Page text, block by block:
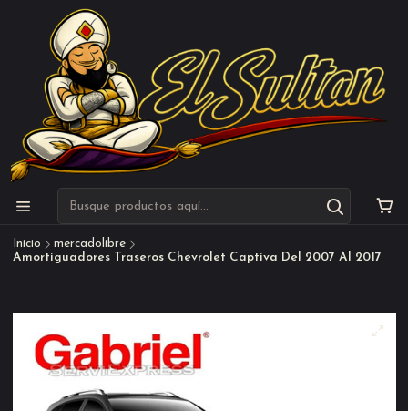
Inicio
mercadolibre
Amortiguadores Traseros Chevrolet Captiva Del 2007 Al 2017